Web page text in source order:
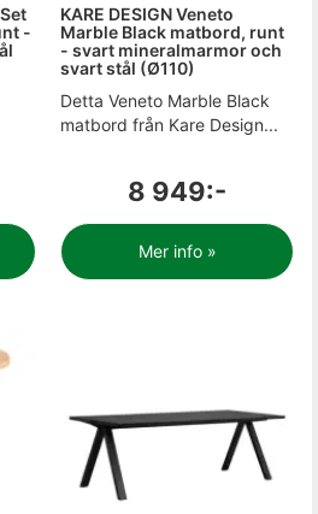
-
KARE DESIGN Veneto
Marble Black matbord, runt
- svart mineralmarmor och
svart stål (Ø110)
Detta Veneto Marble Black
matbord från Kare Design...
8 949:-
Mer info »